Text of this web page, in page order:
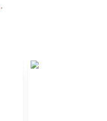
- смотрите все